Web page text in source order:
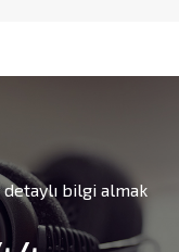
bilgi almak